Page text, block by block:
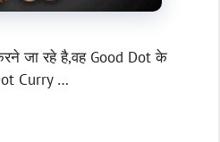
जा रहे है,वह Good Dot के
Curry …